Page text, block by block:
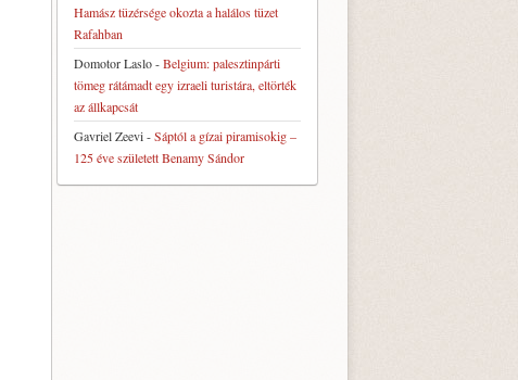
Hamász tüzérsége okozta a halálos tüzet
Rafahban
Domotor Laslo-Belgium: palesztinpárti
tömeg rátámadt egy izraeli turistára, eltörték
az állkapcsát
Gavriel Zeevi-Sáptól a gízai piramisokig –
125 éve született Benamy Sándor